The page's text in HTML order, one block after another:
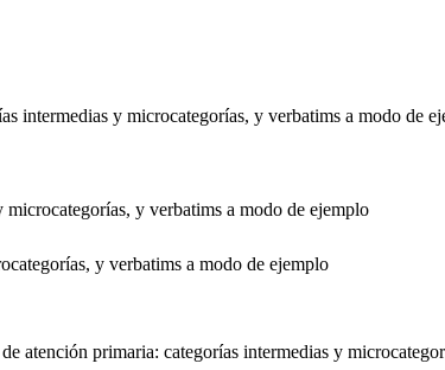
intermedias y microcategorías, y verbatims a modo de
y verbatims a modo de ejemplo
y verbatims a modo de ejemplo
atención primaria: categorías intermedias y